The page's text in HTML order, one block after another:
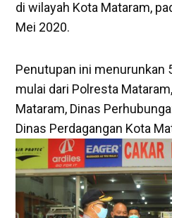
di wilayah Kota Mataram,
Mei 2020.
Penutupan ini menurunkan
mulai dari Polresta
Mataram, Dinas
Dinas Perdagangan Kota